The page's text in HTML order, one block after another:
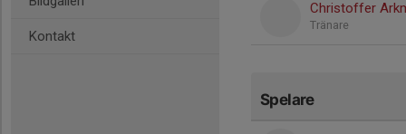
Kontakt
Christoffer
Tränare
Spelare